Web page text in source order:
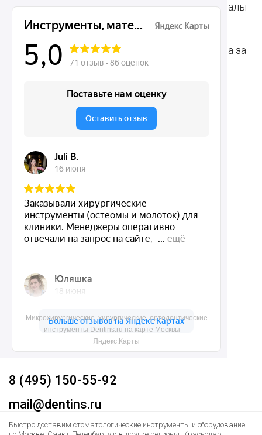
Микрохирургические, хирургические, ортодонтические
инструменты Dentins.ru на карте Москвы —
Яндекс.Карты
Ортодонтические
инструменты
Терапевтические
инструменты
Ортопедические
Расходные материалы
для стоматологии
Средства для ухода за
Зубным техникам
Dentins.ru
Акции
О нас
Доставка и контакты
Карта сайта
8 (495) 150-55-92
mail@dentins.ru
Быстро доставим стоматологические инструменты и оборудование